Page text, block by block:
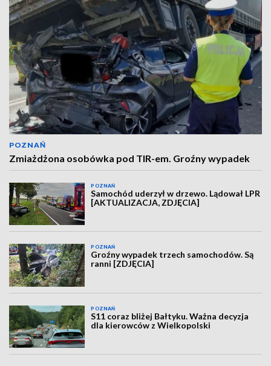
POZNAŃ
Zmiażdżona osobówka pod TIR-em. Groźny wypadek
POZNAŃ
Samochód uderzył w drzewo. Lądował LPR
[AKTUALIZACJA, ZDJĘCIA]
POZNAŃ
Groźny wypadek trzech samochodów. Są
ranni [ZDJĘCIA]
POZNAŃ
S11 coraz bliżej Bałtyku. Ważna decyzja
dla kierowców z Wielkopolski